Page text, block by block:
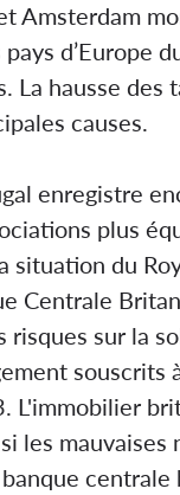
Amsterdam
pays d’Europe
La hausse
causes.
enregistre
plus
situation du
Centrale
risques sur la
souscrits
L'immobilier
les
centrale